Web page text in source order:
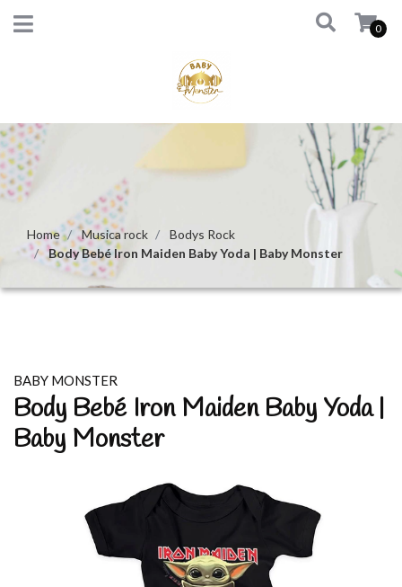
0
Home Musica rock
Bodys Rock
Body Bebé Iron Maiden Baby Yoda | Baby Monster
BABY MONSTER
Body Bebé Iron Maiden Baby Yoda |
Baby Monster